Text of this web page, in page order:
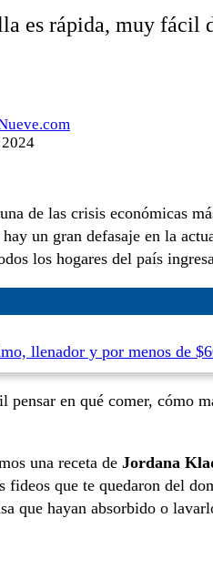
es rápida, muy fácil
de las crisis económicas
un gran defasaje en la
los hogares del país
llenador y por menos de
pensar en qué comer, cómo
una receta de Jordana
fideos que te quedaron del
que hayan absorbido o